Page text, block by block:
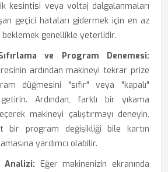
kesintisi veya voltaj dalgalanmaları
geçici hataları gidermek için en az
beklemek genellikle yeterlidir.
ve Program Denemesi:
ardından makineyi tekrar prize
düğmesini "sıfır" veya "kapalı"
Ardından, farklı bir yıkama
makineyi çalıştırmayı deneyin.
bir program değişikliği bile kartın
yardımcı olabilir.
Analizi: Eğer makinenizin ekranında